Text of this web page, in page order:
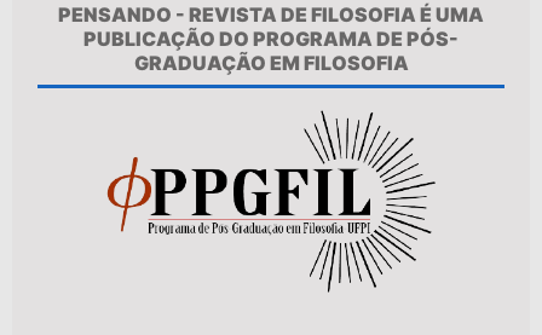
PENSANDO - REVISTA DE FILOSOFIA É UMA
PUBLICAÇÃO DO PROGRAMA DE PÓS-
GRADUAÇÃO EM FILOSOFIA